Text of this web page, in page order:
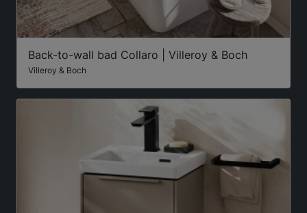
Back-to-wall bad Collaro | Villeroy & Boch
Villeroy & Boch